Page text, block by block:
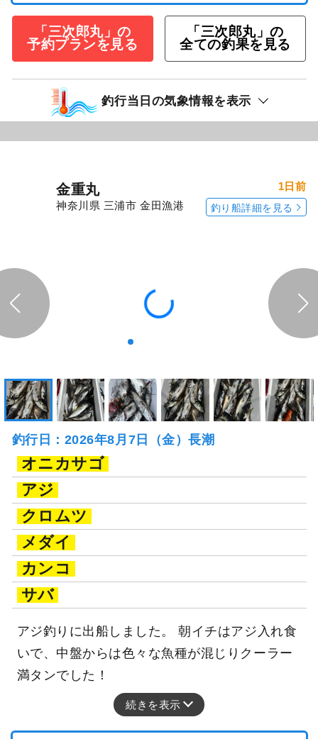
「三次郎丸」の
予約プランを見る
「三次郎丸」の
全ての釣果を見る
釣行当日の気象情報を表示
金重丸
神奈川県 三浦市 金田漁港
1日前
釣り船詳細を見る
釣行日：2026年8月7日（金）長潮
オニカサゴ
アジ
クロムツ
メダイ
カンコ
サバ
アジ釣りに出船しました。 朝イチはアジ入れ食
いで、中盤からは色々な魚種が混じりクーラー
満タンでした！
続きを表示